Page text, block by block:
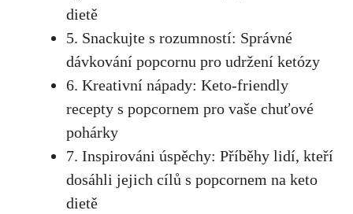
dietě
5. Snackujte s rozumností: Správné
dávkování popcornu pro udržení ⁢ketózy
6. ⁤Kreativní nápady: Keto-friendly
recepty s popcornem pro vaše chuťové
pohárky
7. Inspirováni úspěchy: Příběhy lidí, kteří
dosáhli jejich cílů s popcornem na keto⁢
dietě